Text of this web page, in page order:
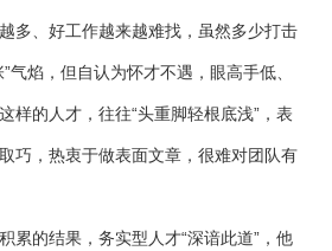
多、好工作越来越难找，虽然多少打击
气焰，但自认为怀才不遇，眼高手低、
样的人才，往往“头重脚轻根底浅”，表
巧，热衷于做表面文章，很难对团队有
累的结果，务实型人才“深谙此道”，他